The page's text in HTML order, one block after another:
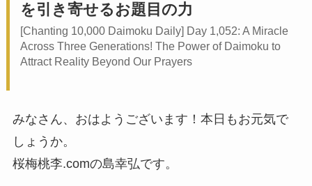
を引き寄せるお題目の力
[Chanting 10,000 Daimoku Daily] Day 1,052: A Miracle
Across Three Generations! The Power of Daimoku to
Attract Reality Beyond Our Prayers
みなさん、おはようございます！本日もお元気で
しょうか。
桜梅桃李.comの島幸弘です。